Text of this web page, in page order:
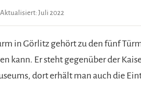
Aktualisiert:Juli 2022
in Görlitz gehört zu den fünf
kann. Er steht gegenüber der
dort erhält man auch die